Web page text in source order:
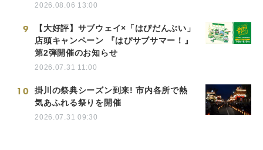
2026.08.06 13:00
9
【大好評】サブウェイ×「はぴだんぶい」
店頭キャンペーン 『はぴサブサマー！』
第2弾開催のお知らせ
2026.07.31 11:00
10
掛川の祭典シーズン到来! 市内各所で熱
気あふれる祭りを開催
2026.07.31 09:30